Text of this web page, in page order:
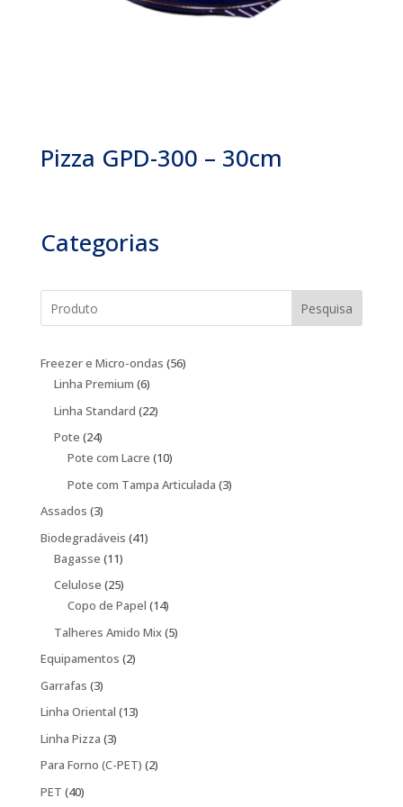
Pizza GPD-300 – 30cm
Categorias
Pesquisa
Freezer e Micro-ondas 5656
Linha Premium 66
produtos
Linha Standard 2222
Pote 2424
produtos
Pote com Lacre 1010
produtos
Pote com Tampa Articulada 33
Assados 33
produtos
Biodegradáveis 4141
Bagasse 1111
produtos
Celulose 2525
produtos
Copo de Papel 1414
produtos
Talheres Amido Mix 55
Equipamentos 22
Garrafas 33
produtos
Linha Oriental 1313
Linha Pizza 33
produtos
Para Forno (C-PET) 22
PET 4040